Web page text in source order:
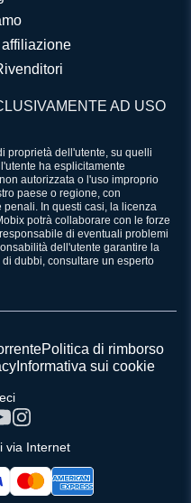
AD USO
proprietà dell'utente, su quelli
ha esplicitamente
autorizzata o l'uso improprio
paese o regione, con
In questi casi, la licenza
potrà collaborare con le forze
di eventuali problemi
dell'utente garantire la
dubbi, consultare un esperto
Politica di rimborso
Informativa sui cookie
via Internet